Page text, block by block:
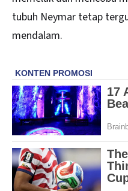
tubuh Neymar tetap
mendalam.